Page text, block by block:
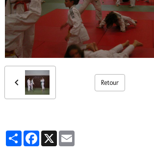
Retour
PartagerFacebook
X